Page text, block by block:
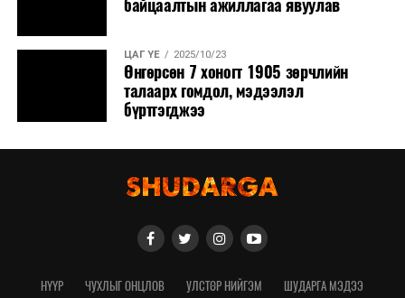
байцаалтын ажиллагаа явуулав
ЦАГ ҮЕ 2025/10/23
Өнгөрсөн 7 хоногт 1905 зөрчлийн
талаарх гомдол, мэдээлэл
бүртгэгджээ
НҮҮР ЧУХЛЫГ ОНЦЛОВ УЛСТӨР НИЙГЭМ ШУДАРГА МЭДЭЭ